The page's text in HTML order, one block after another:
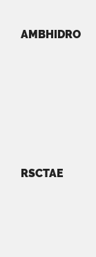
AMBHIDRO
RSCTAE